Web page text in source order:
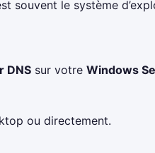
souvent le système
DNS sur votre Windows
ou directement.